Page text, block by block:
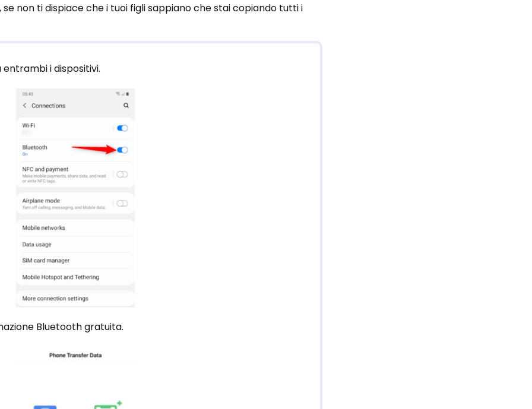
non ti dispiace che i tuoi figli sappiano che stai copiando tutti i
entrambi i dispositivi.
Bluetooth gratuita.